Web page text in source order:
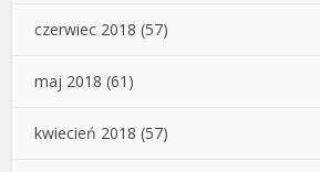
czerwiec 2018 (57)
maj 2018 (61)
kwiecień 2018 (57)